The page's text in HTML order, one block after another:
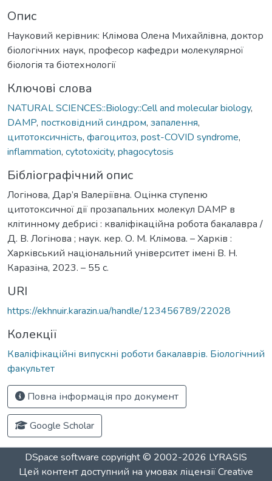
Опис
Науковий керівник: Клімова Олена Михайлівна, доктор
біологічних наук, професор кафедри молекулярної
біологія та біотехнології
Ключові слова
NATURAL SCIENCES::Biology::Cell and molecular biology,
DAMP, постковідний синдром, запалення,
цитотоксичність, фагоцитоз, post-COVID syndrome,
inflammation, cytotoxicity, phagocytosis
Бібліографічний опис
Логінова, Дар’я Валеріївна. Оцінка ступеню
цитотоксичної дії прозапальних молекул DAMP в
клітинному дебрисі : кваліфікаційна робота бакалавра /
Д. В. Логінова ; наук. кер. О. М. Клімова. – Харків :
Харківський національний університет імені В. Н.
Каразіна, 2023. – 55 с.
URI
https://ekhnuir.karazin.ua/handle/123456789/22028
Колекції
Кваліфікаційні випускні роботи бакалаврів. Біологічний
факультет
Повна інформація про документ
Google Scholar
DSpace software copyright © 2002-2026 LYRASIS
Цей контент доступний на умовах ліцензіїCreative